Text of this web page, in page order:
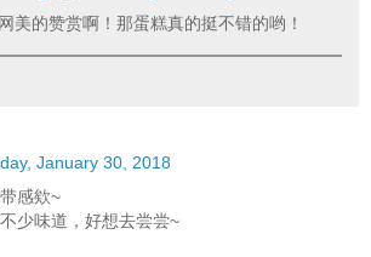
美的赞赏啊！那蛋糕真的挺不错的哟！
January 30, 2018
感欸~
少味道，好想去尝尝~